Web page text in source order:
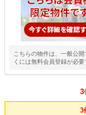
こちらの物件は、一般公
くには無料会員登録が必要
3
3